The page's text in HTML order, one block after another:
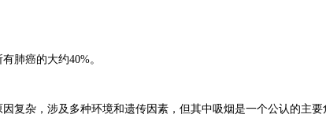
肺癌的大约40%。
复杂，涉及多种环境和遗传因素，但其中吸烟是一个公认的主要